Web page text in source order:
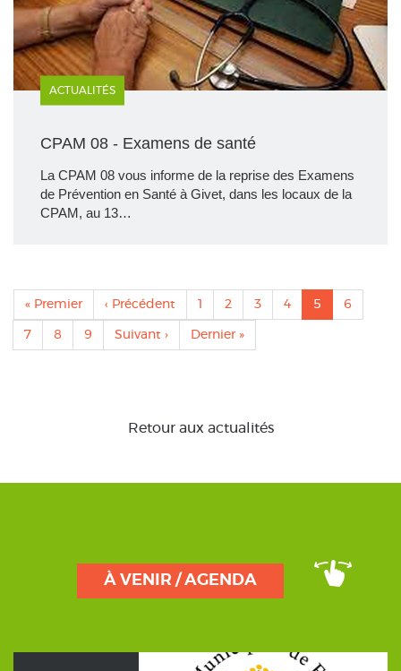
ACTUALITÉS
CPAM 08 - Examens de santé
La CPAM 08 vous informe de la reprise des Examens
de Prévention en Santé à Givet, dans les locaux de la
CPAM, au 13…
Pagination
Première
page
« Premier
Page
précédente
‹ Précédent PagePage
2 Page
3 Page
4
Page
actuelle
5 Page
6
Page
7 Page
8 Page
9
Page
suivante
Suivant ›
Dernière
page
Dernier »
Retour aux actualités
À VENIR / AGENDA